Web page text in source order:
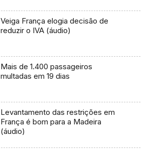
Veiga França elogia decisão de
reduzir o IVA (áudio)
Mais de 1.400 passageiros
multadas em 19 dias
Levantamento das restrições em
França é bom para a Madeira
(áudio)